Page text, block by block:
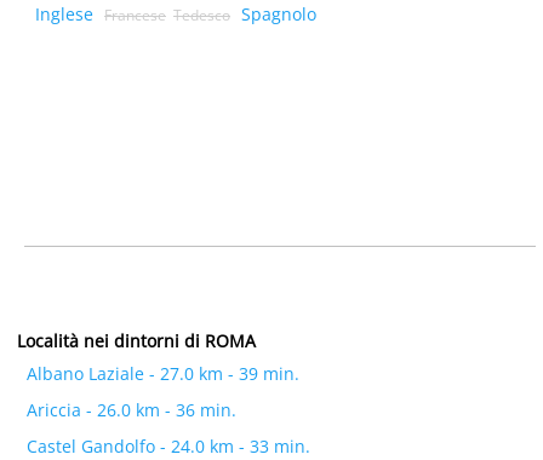
Inglese Francese Tedesco Spagnolo
Località nei dintorni di ROMA
Albano Laziale - 27.0 km - 39 min.
Ariccia - 26.0 km - 36 min.
Castel Gandolfo - 24.0 km - 33 min.